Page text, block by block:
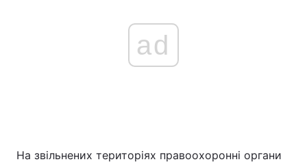
ad
На звільнених територіях правоохоронні органи